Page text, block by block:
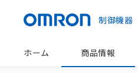
制御機器
ホーム 商品情報